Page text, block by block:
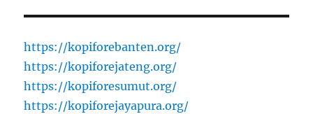
https://kopiforebanten.org/
https://kopiforejateng.org/
https://kopiforesumut.org/
https://kopiforejayapura.org/